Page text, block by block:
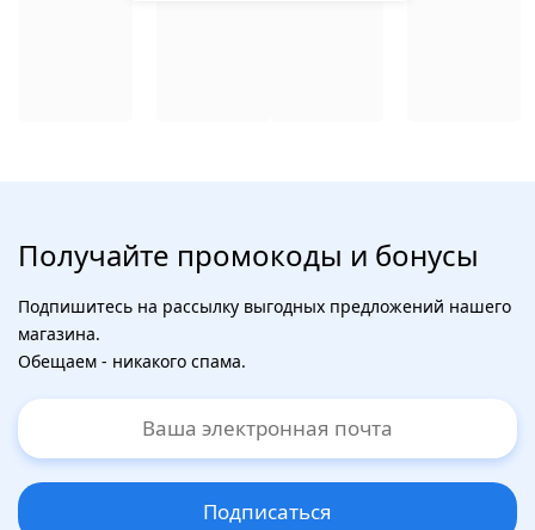
Получайте промокоды и бонусы
Подпишитесь на рассылку выгодных предложений нашего
магазина.
Обещаем - никакого спама.
Подписаться